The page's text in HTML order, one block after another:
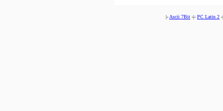
|- Ascii 7Bit -|- PC Latin 2